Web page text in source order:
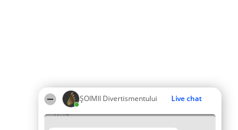
ŞOIMII Divertismentului Live chat
17:14